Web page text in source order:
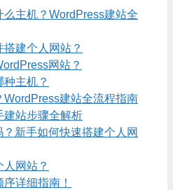
主机？WordPress建站全
建个人网站？
网站？
主机？
建站全流程指南
建站步骤全解析
新手如何快速搭建个人网
网站？
详细指南！